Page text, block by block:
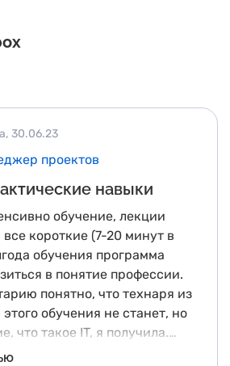
30.06.23
проектов
навыки
обучение, лекции
короткие (7-20 минут в
обучения программа
в понятие профессии.
понятно, что технаря из
обучения не станет, но
что такое IT, я получила.
Экселю, пригодится на мой
считаю, что для